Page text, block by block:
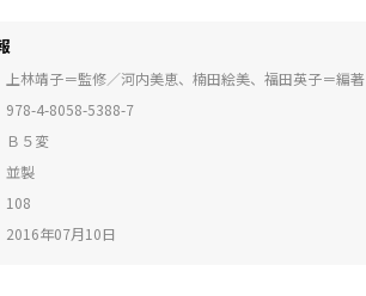
上林靖子＝監修／河内美恵、楠田絵美、福田英子＝編著
978-4-8058-5388-7
Ｂ５変
並製
108
2016年07月10日